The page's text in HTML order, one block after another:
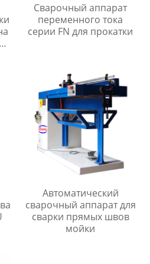
Сварочный аппарат
переменного тока
серии FN для прокатки
Автоматический
сварочный аппарат для
сварки прямых швов
мойки